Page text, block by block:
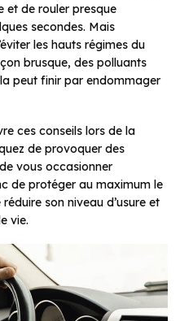
et de rouler presque
secondes. Mais
les hauts régimes du
brusque, des polluants
peut finir par endommager
ces conseils lors de la
de provoquer des
vous occasionner
de protéger au maximum le
son niveau d’usure et
vie.